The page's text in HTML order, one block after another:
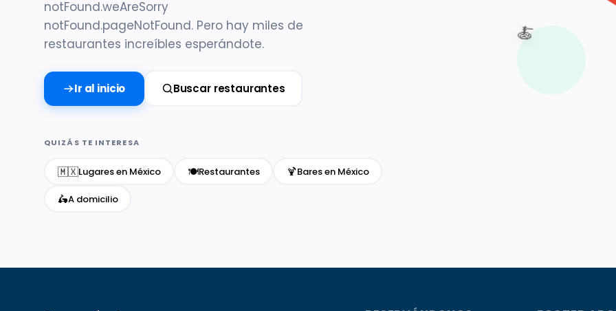
notFound.weAreSorry
notFound.pageNotFound. Pero hay miles de
restaurantes increíbles esperándote.
Ir al inicio Buscar restaurantes
QUIZÁS TE INTERESA
🇲🇽Lugares en México 🍽️Restaurantes 🍹Bares en México
🛵A domicilio
🍝